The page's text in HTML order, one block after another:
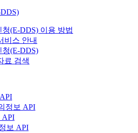
(E-DDS) 이용 방법
비스 안내
(E-DDS)
료 검색
정보 API
API
보 API